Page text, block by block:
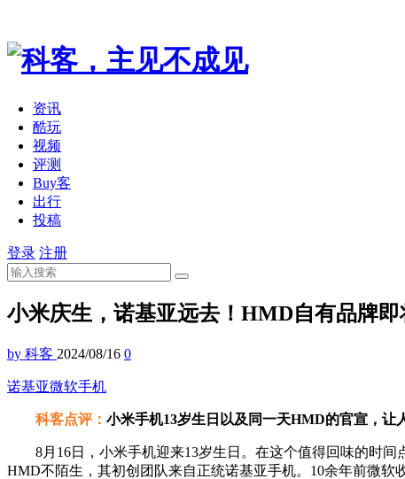
资讯
酷玩
视频
评测
Buy客
出行
投稿
登录 注册
小米庆生，诺基亚远去！HMD自有品牌
by 科客 2024/08/16 0
诺基亚微软手机
科客点评： 小米手机13岁生日以及同一天HMD的官宣，让
8月16日，小米手机迎来13岁生日。在这个值得回味的时间
HMD不陌生，其初创团队来自正统诺基亚手机。10余年前微软